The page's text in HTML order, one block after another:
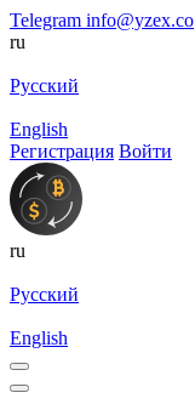
Telegram info@yzex.co
ru
Русский
English
Регистрация Войти
ru
Русский
English